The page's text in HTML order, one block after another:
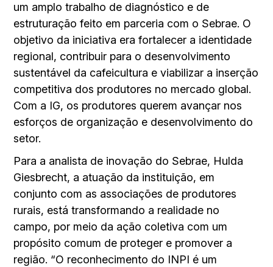
um amplo trabalho de diagnóstico e de
estruturação feito em parceria com o Sebrae. O
objetivo da iniciativa era fortalecer a identidade
regional, contribuir para o desenvolvimento
sustentável da cafeicultura e viabilizar a inserção
competitiva dos produtores no mercado global.
Com a IG, os produtores querem avançar nos
esforços de organização e desenvolvimento do
setor.
Para a analista de inovação do Sebrae, Hulda
Giesbrecht, a atuação da instituição, em
conjunto com as associações de produtores
rurais, está transformando a realidade no
campo, por meio da ação coletiva com um
propósito comum de proteger e promover a
região. “O reconhecimento do INPI é um